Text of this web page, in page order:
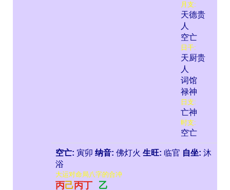
月支:
天德贵
人
空亡
日干:
天厨贵
人
词馆
禄神
日支:
亡神
时支:
空亡
空亡: 寅卯 纳音: 佛灯火 生旺: 临官 自坐: 沐
浴
大运对命局八字的合冲
丙己丙丁
乙